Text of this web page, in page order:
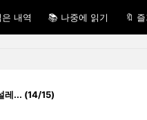
내역 📚 나중에 읽기 🔖
설레... (14/15)